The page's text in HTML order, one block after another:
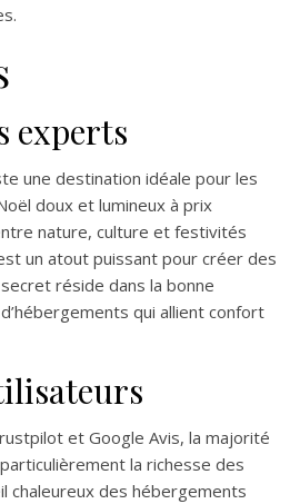
experts
une destination idéale pour les
doux et lumineux à prix
nature, culture et festivités
un atout puissant pour créer des
réside dans la bonne
qui allient confort
et Google Avis, la majorité
la richesse des
chaleureux des hébergements